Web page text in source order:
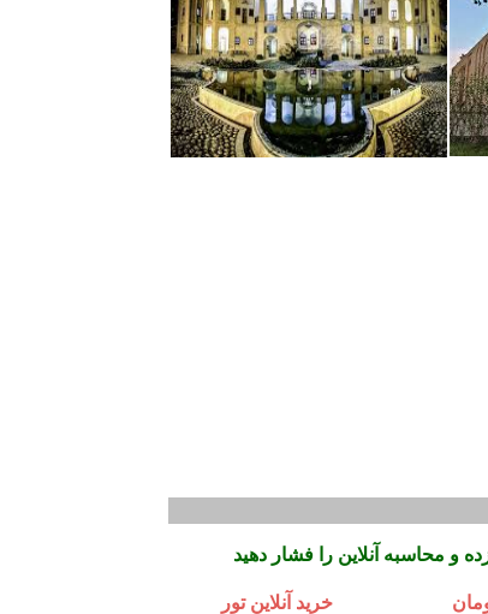
خرید آنلاین تور